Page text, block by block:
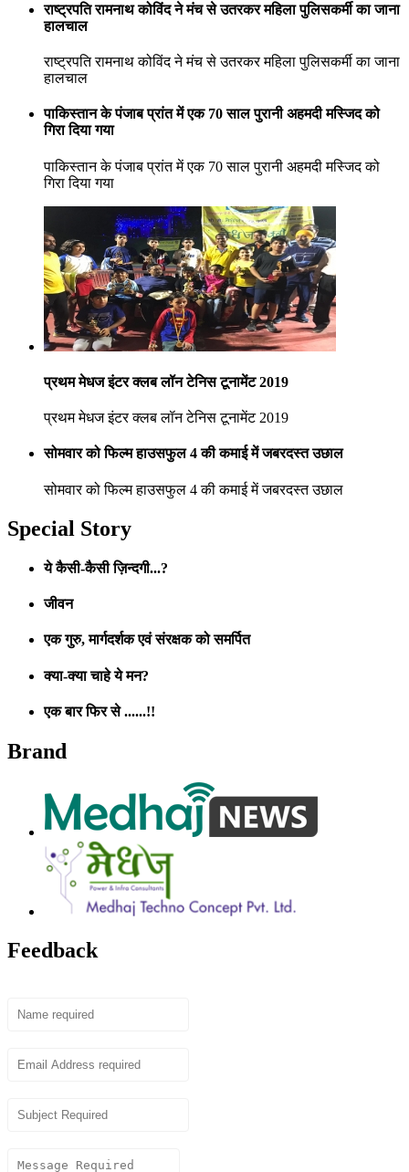
राष्ट्रपति रामनाथ कोविंद ने मंच से उतरकर महिला पुलिसकर्मी का जाना
हालचाल
राष्ट्रपति रामनाथ कोविंद ने मंच से उतरकर महिला पुलिसकर्मी का जाना
हालचाल
पाकिस्तान के पंजाब प्रांत में एक 70 साल पुरानी अहमदी मस्जिद को
गिरा दिया गया
पाकिस्तान के पंजाब प्रांत में एक 70 साल पुरानी अहमदी मस्जिद को
गिरा दिया गया
प्रथम मेधज इंटर क्लब लॉन टेनिस टूनामेंट 2019
प्रथम मेधज इंटर क्लब लॉन टेनिस टूनामेंट 2019
सोमवार को फिल्म हाउसफुल 4 की कमाई में जबरदस्त उछाल
सोमवार को फिल्म हाउसफुल 4 की कमाई में जबरदस्त उछाल
Special Story
ये कैसी-कैसी ज़िन्दगी...?
जीवन
एक गुरु, मार्गदर्शक एवं संरक्षक को समर्पित
क्या-क्या चाहे ये मन?
एक बार फिर से ......!!
Brand
Feedback